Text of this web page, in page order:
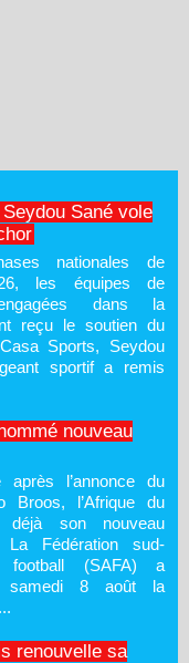
Sané vole
nationales de
les équipes de
dans la
reçu le soutien du
Sports, Seydou
sportif a remis
nouveau
après l’annonce du
Broos, l’Afrique du
déjà son nouveau
La Fédération sud-
football (SAFA) a
samedi 8 août la
renouvelle sa